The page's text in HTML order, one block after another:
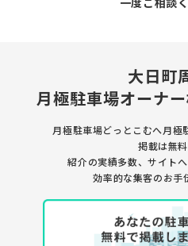
大日町
月極駐車場オーナ
月極駐車場どっとこむへ月極
掲載は無料
紹介の実績多数、サイト
効率的な集客のお手